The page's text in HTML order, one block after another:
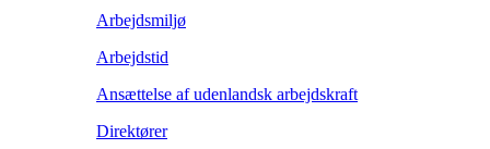
Arbejdsmiljø
Arbejdstid
Ansættelse af udenlandsk arbejdskraft
Direktører